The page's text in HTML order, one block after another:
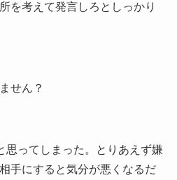
を考えて発言しろとしっかり
せん？
思ってしまった。とりあえず嫌
手にすると気分が悪くなるだ